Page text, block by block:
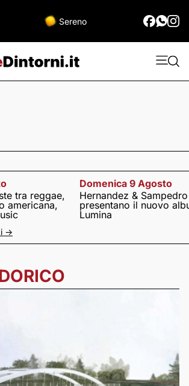
Sereno
tra reggae,
americana,
Domenica 9 Agosto
Hernandez & Sampedro
presentano il nuovo
Lumina
->